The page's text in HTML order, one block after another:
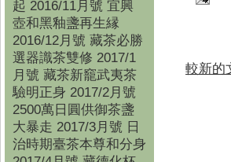
起 2016/11月號 宜興
壺和黑釉盞再生縁
2016/12月號 藏茶必勝
選器識茶雙修 2017/1
月號 藏茶新竉武夷茶
驗明正身 2017/2月號
2500萬日圓供御茶盞
大暴走 2017/3月號 日
治時期臺茶本尊和分身
較新的